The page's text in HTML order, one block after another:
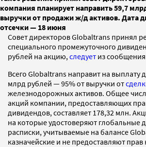
компания планирует направить 59,7
выручки от продажи ж/д активов. Дата
отсечки — 18 июня
Совет директоров Globaltrans принял
специального промежуточного
рублей на акцию, следует из
Всего Globaltrans направит на выплату
млрд рублей — 95% от выручки от
железнодорожных активов. Общее
акций компании, предоставляющих
дивидендов, составляет 178,32 млн.
на которые удостоверяют глобальные
расписки, учитываемые на балансе
казначейские и не предоставляют